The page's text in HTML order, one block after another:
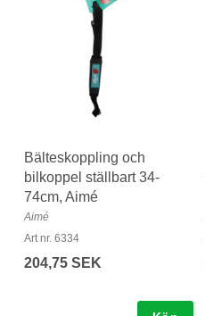
Bälteskoppling och
bilkoppel ställbart 34-
74cm, Aimé
Aimé
Art nr. 6334
204,75 SEK